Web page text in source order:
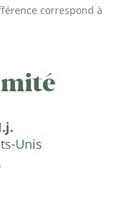
correspond à
Unis